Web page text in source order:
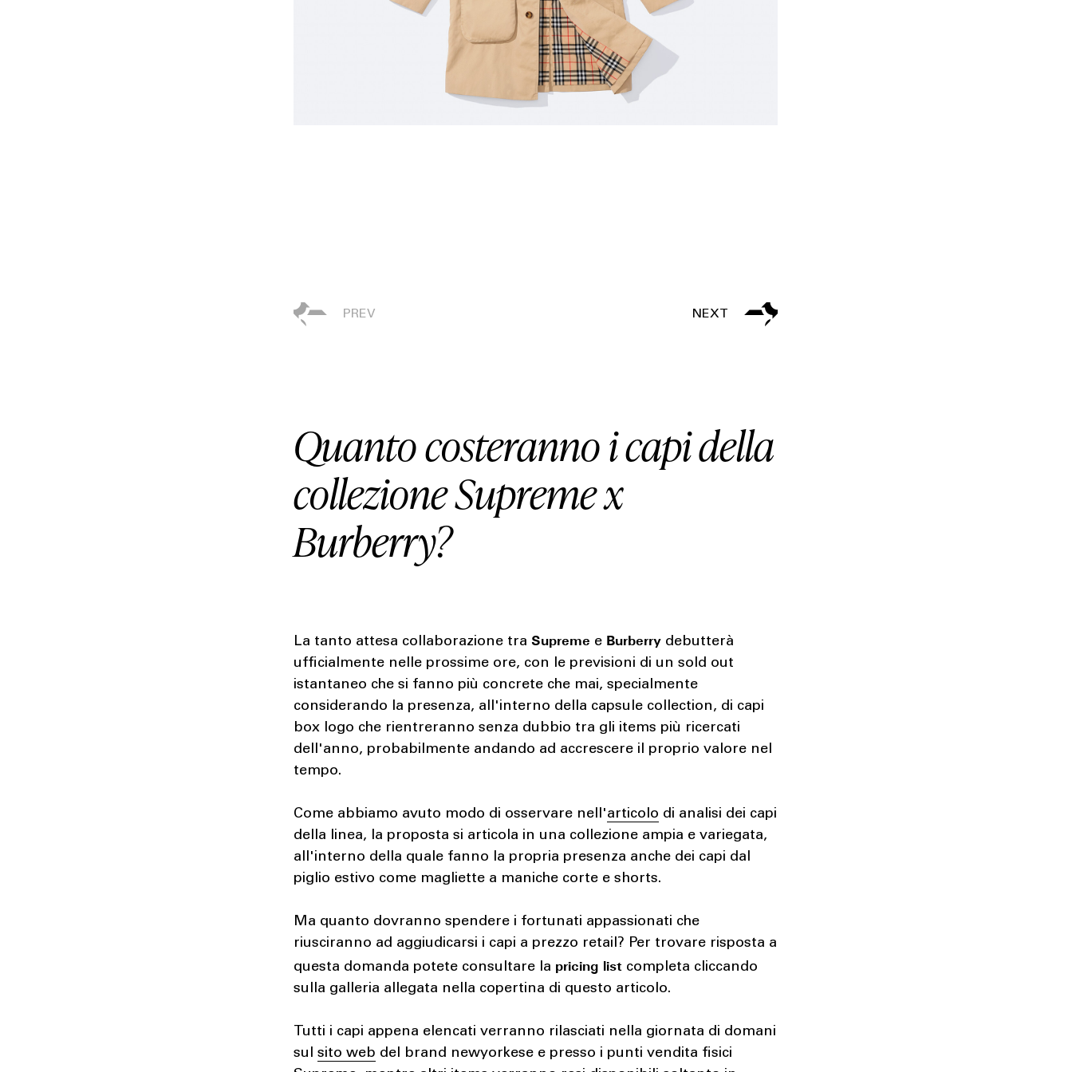
Quanto costeranno i capi della
collezione Supreme x
Burberry?
La tanto attesa collaborazione traSupreme e Burberry debutterà
ufficialmente nelle prossime ore, con le previsioni di un sold out
istantaneo che si fanno più concrete che mai, specialmente
considerando la presenza, all'interno della capsule collection, di capi
box logo che rientreranno senza dubbio tra gli items più ricercati
dell'anno, probabilmente andando ad accrescere il proprio valore nel
tempo.
Come abbiamo avuto modo di osservare nell'articolo di analisi dei capi
della linea, la proposta si articola in una collezione ampia e variegata,
all'interno della quale fanno la propria presenza anche dei capi dal
piglio estivo come magliette a maniche corte e shorts.
Ma quanto dovranno spendere i fortunati appassionati che
riusciranno ad aggiudicarsi i capi a prezzo retail? Per trovare risposta a
questa domanda potete consultare la pricing list completa cliccando
sulla galleria allegata nella copertina di questo articolo.
Tutti i capi appena elencati verranno rilasciati nella giornata di domani
sulsito web del brand newyorkese e presso i punti vendita fisici